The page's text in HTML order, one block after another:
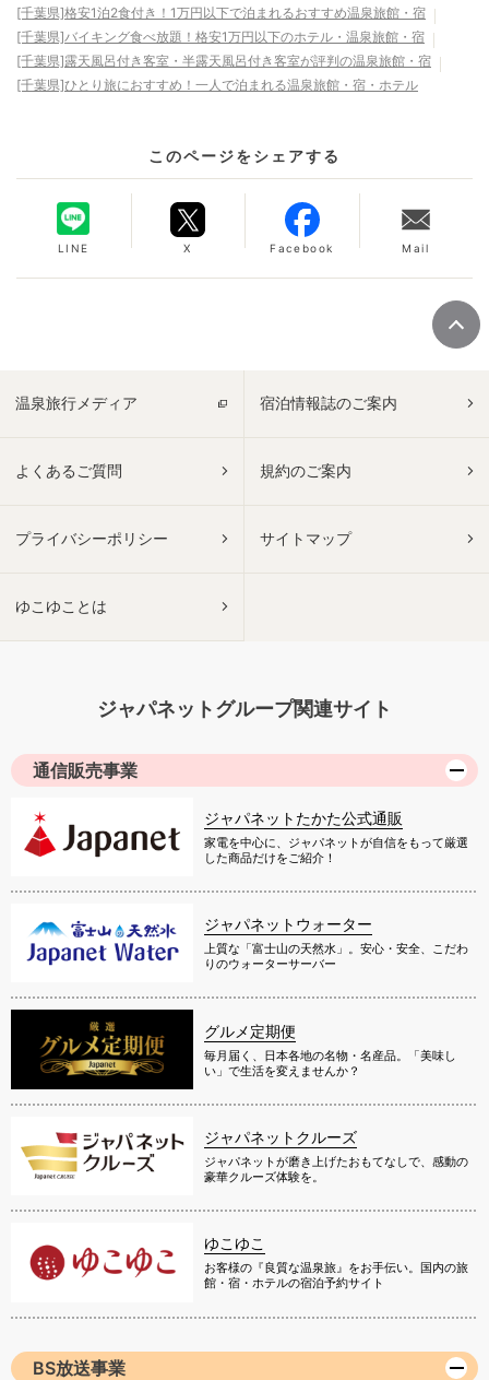
[千葉県]格安1泊2食付き！1万円以下で泊まれるおすすめ温泉旅館・宿
[千葉県]バイキング食べ放題！格安1万円以下のホテル・温泉旅館・宿
[千葉県]露天風呂付き客室・半露天風呂付き客室が評判の温泉旅館・宿
[千葉県]ひとり旅におすすめ！一人で泊まれる温泉旅館・宿・ホテル
このページをシェアする
LINE X Facebook Mail
温泉旅行メディア 宿泊情報誌のご案内
よくあるご質問 規約のご案内
プライバシーポリシー サイトマップ
ゆこゆことは
ジャパネットグループ関連サイト
通信販売事業
ジャパネットたかた公式通販
家電を中心に、ジャパネットが自信をもって厳選
した商品だけをご紹介！
ジャパネットウォーター
上質な「富士山の天然水」。安心・安全、こだわ
りのウォーターサーバー
グルメ定期便
毎月届く、日本各地の名物・名産品。「美味し
い」で生活を変えませんか？
ジャパネットクルーズ
ジャパネットが磨き上げたおもてなしで、感動の
豪華クルーズ体験を。
ゆこゆこ
お客様の『良質な温泉旅』をお手伝い。国内の旅
館・宿・ホテルの宿泊予約サイト
BS放送事業